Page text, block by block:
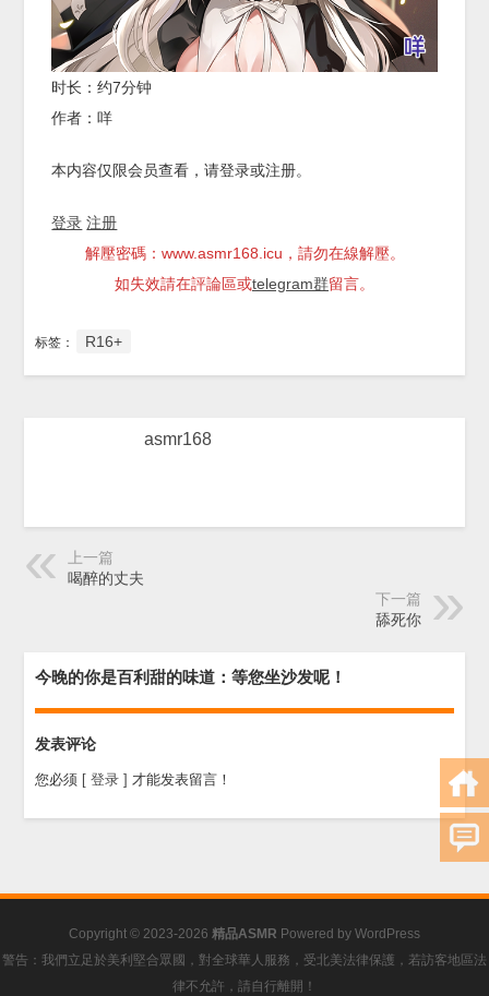
时长：约7分钟
作者：咩
本内容仅限会员查看，请登录或注册。
登录 注册
解壓密碼：www.asmr168.icu，請勿在線解壓。
如失效請在評論區或telegram群留言。
标签： R16+
asmr168
上一篇
喝醉的丈夫
下一篇
舔死你
今晚的你是百利甜的味道：等您坐沙发呢！
发表评论
您必须 [ 登录 ] 才能发表留言！
Copyright © 2023-2026 精品ASMR Powered by WordPress
警告：我們立足於美利堅合眾國，對全球華人服務，受北美法律保護，若訪客地區法
律不允許，請自行離開！